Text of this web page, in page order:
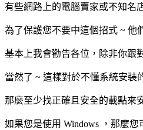
有些網路上的電腦賣家或不知名
為了保護您不要中這個招式 ~ 他
基本上我會勸告各位，除非你跟
當然了 ~ 這樣對於不懂系統安裝
那麼至少找正確且安全的載點來
如果您是使用 Windows ，那麼您